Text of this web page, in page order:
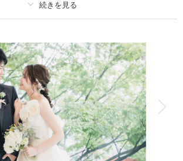
新婦衣装1着 新郎衣装1着
ヘアメイク 小物一式
データ 150 カット 台紙付写真
会食 挙式
家族用衣装レンタル ペットと撮影
その他含むもの